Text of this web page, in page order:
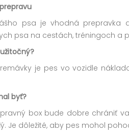
psa je vhodná
psa na cestách, tréningoch a
je pes vo vozidle
byť?
box bude dobre chrániť
Je dôležité, aby pes mohol